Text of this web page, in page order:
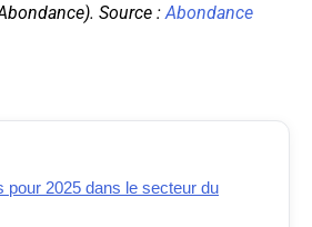
Source : Abondance
pour 2025 dans le secteur du